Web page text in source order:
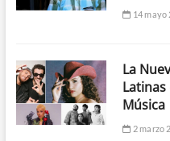
14 mayo
La
Música
2 marzo